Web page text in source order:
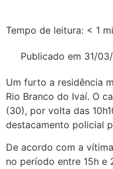
Tempo de leitura: < 1
Publicado em 31/
Um furto a residência
Rio Branco do Ivaí. O
(30), por volta das
destacamento policial
De acordo com a
no período entre 15h e